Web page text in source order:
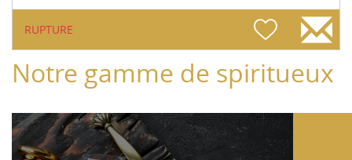
RUPTURE
Notre gamme de spiritueux